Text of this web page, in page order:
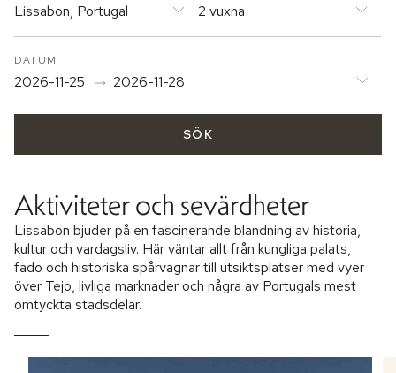
Lissabon, Portugal
DATUM
2026-11-25 2026-11-28
2 vuxna
SÖK
Aktiviteter och sevärdheter
Lissabon bjuder på en fascinerande blandning av historia,
kultur och vardagsliv. Här väntar allt från kungliga palats,
fado och historiska spårvagnar till utsiktsplatser med vyer
över Tejo, livliga marknader och några av Portugals mest
omtyckta stadsdelar.